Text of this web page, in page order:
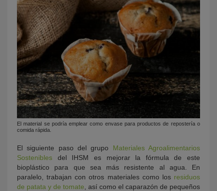
El material se podría emplear como envase para productos de repostería o
comida rápida.
El siguiente paso del grupo Materiales Agroalimentarios
Sostenibles del IHSM es mejorar la fórmula de este
bioplástico para que sea más resistente al agua. En
paralelo, trabajan con otros materiales como los residuos
de patata y de tomate , así como el caparazón de pequeños